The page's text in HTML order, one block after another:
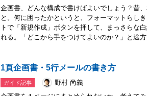
企画書、どんな構成で書けばよいでしょう？昔
と。何に困ったかというと、フォーマットらし
トで「新規作成」ボタンを押して、まっさらな
れる。「どこから手をつけてよいのか？」と途
1頁企画書・5行メールの書き方
ガイド記事
野村 尚義